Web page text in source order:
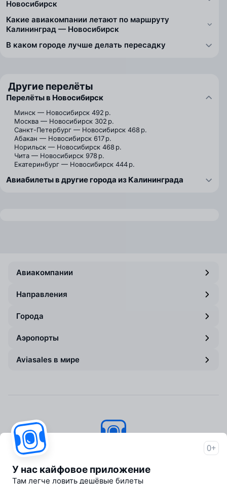
Новосибирск
Какие авиакомпании летают по маршруту
Калининград — Новосибирск
В каком городе лучше делать пересадку
Другие перелёты
Перелёты в Новосибирск
Минск — Новосибирск 492 р.
Москва — Новосибирск 302 р.
Санкт-Петербург — Новосибирск 468 р.
Абакан — Новосибирск 617 р.
Норильск — Новосибирск 468 р.
Чита — Новосибирск 978 р.
Екатеринбург — Новосибирск 444 р.
Авиабилеты в другие города из Калининграда
Авиакомпании
Направления
Города
Аэропорты
Aviasales в мире
Об Авиасейлс
0+
У нас кайфовое приложение
Там легче ловить дешёвые билеты